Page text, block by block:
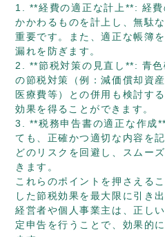
1. **経費の適正な計上**: 経
かかわるものを計上し、無駄
重要です。また、適正な帳簿
漏れを防ぎます。
2. **節税対策の見直し**: 青
の節税対策（例：減価償却資
医療費等）との併用も検討す
効果を得ることができます。
3. **税務申告書の適正な作成
ても、正確かつ適切な内容を
どのリスクを回避し、スムー
きます。
これらのポイントを押さえる
した節税効果を最大限に引き
経営者や個人事業主は、正し
定申告を行うことで、効果的